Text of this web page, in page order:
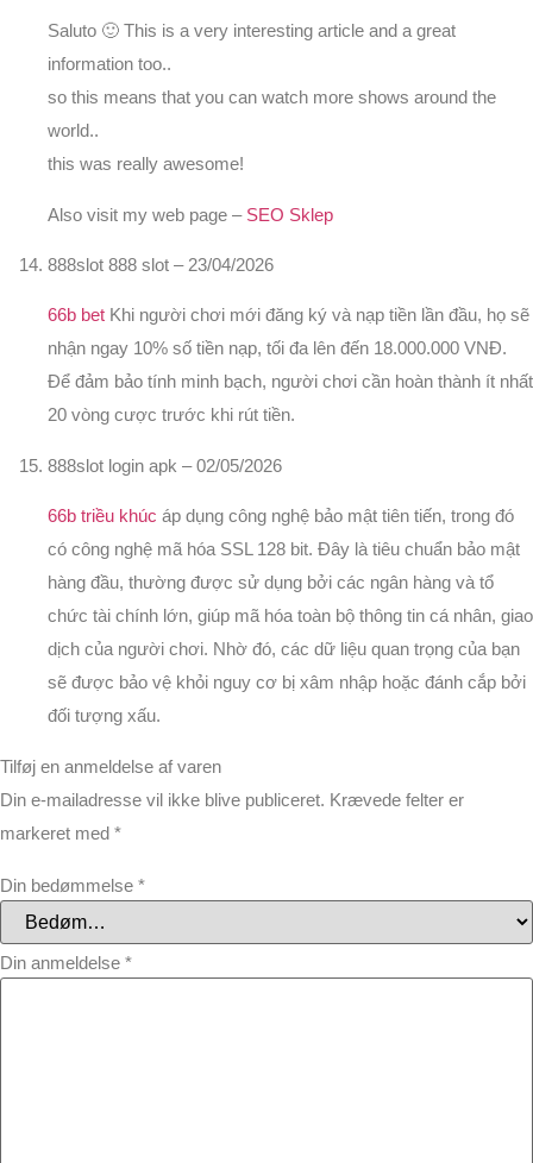
Saluto 🙂 This is a very interesting article and a great
information too..
so this means that you can watch more shows around the
world..
this was really awesome!
Also visit my web page – SEO Sklep
888slot 888 slot – 23/04/2026
66b bet Khi người chơi mới đăng ký và nạp tiền lần đầu, họ sẽ
nhận ngay 10% số tiền nạp, tối đa lên đến 18.000.000 VNĐ.
Để đảm bảo tính minh bạch, người chơi cần hoàn thành ít nhất
20 vòng cược trước khi rút tiền.
888slot login apk – 02/05/2026
66b triều khúc áp dụng công nghệ bảo mật tiên tiến, trong đó
có công nghệ mã hóa SSL 128 bit. Đây là tiêu chuẩn bảo mật
hàng đầu, thường được sử dụng bởi các ngân hàng và tổ
chức tài chính lớn, giúp mã hóa toàn bộ thông tin cá nhân, giao
dịch của người chơi. Nhờ đó, các dữ liệu quan trọng của bạn
sẽ được bảo vệ khỏi nguy cơ bị xâm nhập hoặc đánh cắp bởi
đối tượng xấu.
Tilføj en anmeldelse af varen
Din e-mailadresse vil ikke blive publiceret. Krævede felter er
markeret med *
Din bedømmelse *
Din anmeldelse *